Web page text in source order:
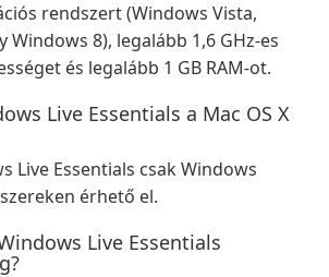
rendszert (Windows Vista,
Windows 8), legalább 1,6 GHz-es
és legalább 1 GB RAM-ot.
Live Essentials a Mac OS X
Live Essentials csak Windows
érhető el.
Live Essentials